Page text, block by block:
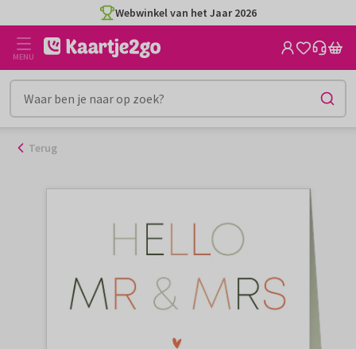
naar
inhoud
Webwinkel van het Jaar 2026
MENU
Terug